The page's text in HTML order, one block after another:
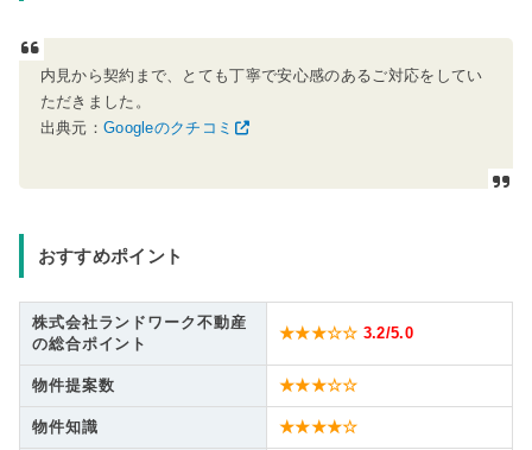
内見から契約まで、とても丁寧で安心感のあるご対応をしてい
ただきました。
出典元： Googleのクチコミ
おすすめポイント
株式会社ランドワーク不動産
の総合ポイント
★★★☆☆ 3.2/5.0
物件提案数 ★★★☆☆
物件知識 ★★★★☆